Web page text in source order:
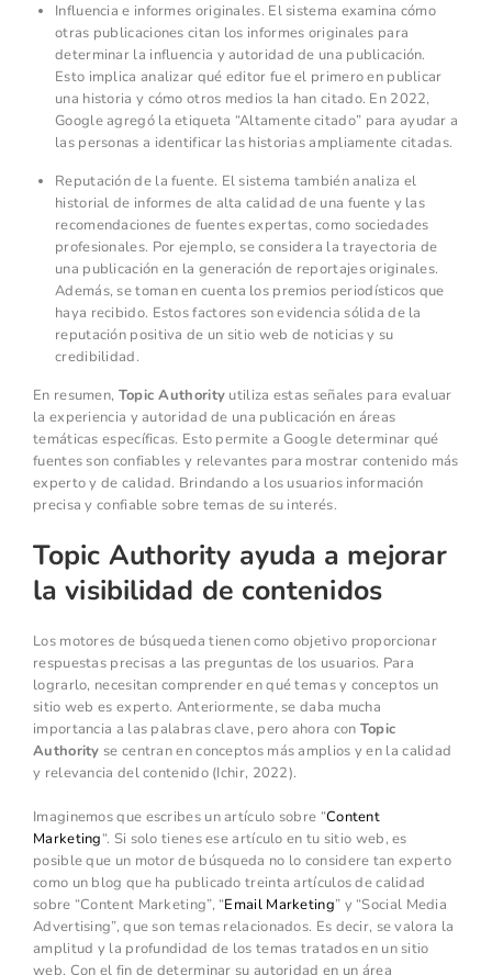
Influencia e informes originales. El sistema examina cómo
otras publicaciones citan los informes originales para
determinar la influencia y autoridad de una publicación.
Esto implica analizar qué editor fue el primero en publicar
una historia y cómo otros medios la han citado. En 2022,
Google agregó la etiqueta “Altamente citado” para ayudar a
las personas a identificar las historias ampliamente citadas.
Reputación de la fuente. El sistema también analiza el
historial de informes de alta calidad de una fuente y las
recomendaciones de fuentes expertas, como sociedades
profesionales. Por ejemplo, se considera la trayectoria de
una publicación en la generación de reportajes originales.
Además, se toman en cuenta los premios periodísticos que
haya recibido. Estos factores son evidencia sólida de la
reputación positiva de un sitio web de noticias y su
credibilidad.
En resumen, Topic Authority utiliza estas señales para evaluar
la experiencia y autoridad de una publicación en áreas
temáticas específicas. Esto permite a Google determinar qué
fuentes son confiables y relevantes para mostrar contenido más
experto y de calidad. Brindando a los usuarios información
precisa y confiable sobre temas de su interés.
Topic Authority ayuda a mejorar
la visibilidad de contenidos
Los motores de búsqueda tienen como objetivo proporcionar
respuestas precisas a las preguntas de los usuarios. Para
lograrlo, necesitan comprender en qué temas y conceptos un
sitio web es experto. Anteriormente, se daba mucha
importancia a las palabras clave, pero ahora con Topic
Authority se centran en conceptos más amplios y en la calidad
y relevancia del contenido (Ichir, 2022).
Imaginemos que escribes un artículo sobre “Content
Marketing“. Si solo tienes ese artículo en tu sitio web, es
posible que un motor de búsqueda no lo considere tan experto
como un blog que ha publicado treinta artículos de calidad
sobre “Content Marketing”, “Email Marketing” y “Social Media
Advertising”, que son temas relacionados. Es decir, se valora la
amplitud y la profundidad de los temas tratados en un sitio
web. Con el fin de determinar su autoridad en un área